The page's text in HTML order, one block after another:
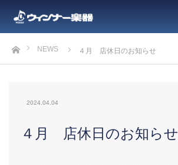
ホームNEWS ４月 店休日のお知らせ
2024.04.04
４月 店休日のお知らせ